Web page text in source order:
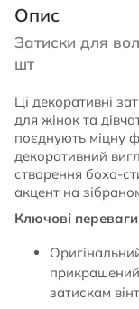
Опис
Затиски для
шт
Ці декоративні
для жінок та
поєднують міцну
декоративний
створення бохо-
акцент на
Ключові переваги
затискам